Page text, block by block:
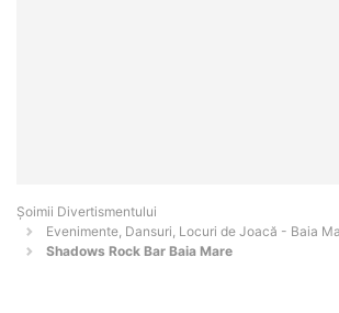
Şoimii Divertismentului
Evenimente, Dansuri, Locuri de Joacă - Baia
Shadows Rock Bar Baia Mare